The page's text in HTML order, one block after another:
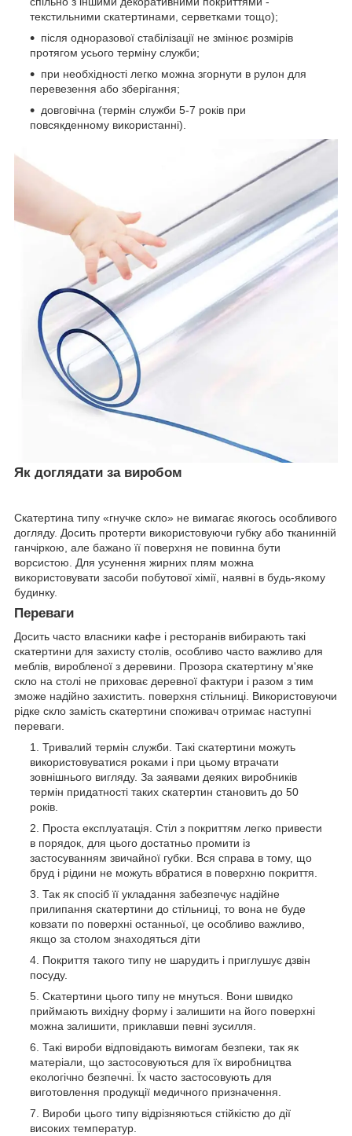
текстильними скатертинами, серветками тощо);
після одноразової стабілізації не змінює розмірів
протягом усього терміну служби;
при необхідності легко можна згорнути в рулон для
перевезення або зберігання;
довговічна (термін служби 5-7 років при
повсякденному використанні).
Як доглядати за виробом
Скатертина типу «гнучке скло» не вимагає якогось особливого
догляду. Досить протерти використовуючи губку або тканинній
ганчіркою, але бажано її поверхня не повинна бути
ворсистою. Для усунення жирних плям можна
використовувати засоби побутової хімії, наявні в будь-якому
будинку.
Переваги
Досить часто власники кафе і ресторанів вибирають такі
скатертини для захисту столів, особливо часто важливо для
меблів, виробленої з деревини. Прозора скатертину м'яке
скло на столі не приховає деревної фактури і разом з тим
зможе надійно захистить. поверхня стільниці. Використовуючи
рідке скло замість скатертини споживач отримає наступні
переваги.
Тривалий термін служби. Такі скатертини можуть
використовуватися роками і при цьому втрачати
зовнішнього вигляду. За заявами деяких виробників
термін придатності таких скатертин становить до 50
років.
Проста експлуатація. Стіл з покриттям легко привести
в порядок, для цього достатньо промити із
застосуванням звичайної губки. Вся справа в тому, що
бруд і рідини не можуть вбратися в поверхню покриття.
Так як спосіб її укладання забезпечує надійне
прилипання скатертини до стільниці, то вона не буде
ковзати по поверхні останньої, це особливо важливо,
якщо за столом знаходяться діти
Покриття такого типу не шарудить і приглушує дзвін
посуду.
Скатертини цього типу не мнуться. Вони швидко
приймають вихідну форму і залишити на його поверхні
можна залишити, приклавши певні зусилля.
Такі вироби відповідають вимогам безпеки, так як
матеріали, що застосовуються для їх виробництва
екологічно безпечні. Їх часто застосовують для
виготовлення продукції медичного призначення.
Вироби цього типу відрізняються стійкістю до дії
високих температур.